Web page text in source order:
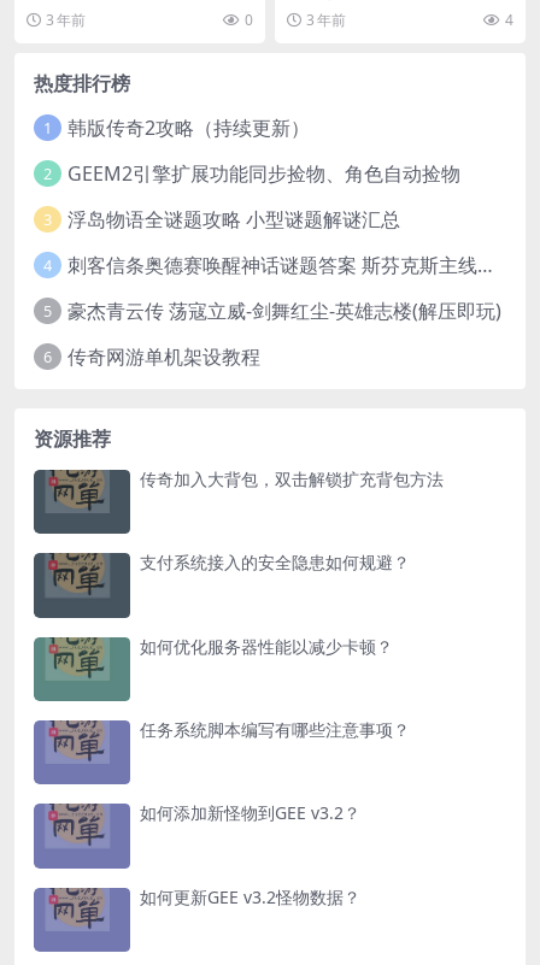
3 年前
0
3 年前
4
热度排行榜
1 韩版传奇2攻略（持续更新）
2 GEEM2引擎扩展功能同步捡物、角色自动捡物
3 浮岛物语全谜题攻略 小型谜题解谜汇总
4 刺客信条奥德赛唤醒神话谜题答案 斯芬克斯主线攻略
5 豪杰青云传 荡寇立威-剑舞红尘-英雄志楼(解压即玩)
6 传奇网游单机架设教程
资源推荐
传奇加入大背包，双击解锁扩充背包方法
支付系统接入的安全隐患如何规避？
如何优化服务器性能以减少卡顿？
任务系统脚本编写有哪些注意事项？
如何添加新怪物到GEE v3.2？
如何更新GEE v3.2怪物数据？